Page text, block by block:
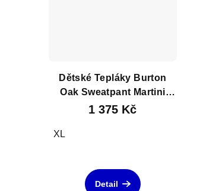
Dětské Tepláky Burton
Oak Sweatpant Martini
Olive Heather
1 375 Kč
XL
Detail